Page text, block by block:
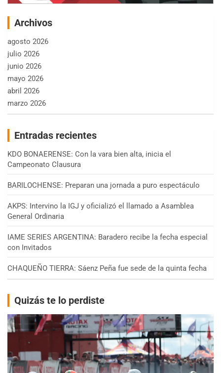
Archivos
agosto 2026
julio 2026
junio 2026
mayo 2026
abril 2026
marzo 2026
Entradas recientes
KDO BONAERENSE: Con la vara bien alta, inicia el
Campeonato Clausura
BARILOCHENSE: Preparan una jornada a puro espectáculo
AKPS: Intervino la IGJ y oficializó el llamado a Asamblea
General Ordinaria
IAME SERIES ARGENTINA: Baradero recibe la fecha especial
con Invitados
CHAQUEÑO TIERRA: Sáenz Peña fue sede de la quinta fecha
Quizás te lo perdiste